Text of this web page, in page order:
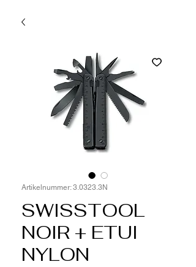
Artikelnummer: 3.0323.3N
SWISSTOOL
NOIR + ETUI
NYLON